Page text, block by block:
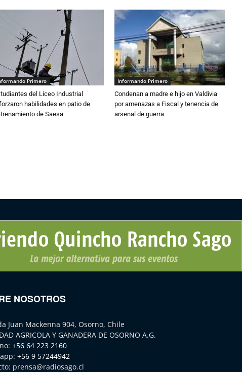
Primero
del Liceo Industrial
habilidades en patio de
de Saesa
Informando Primero
Condenan a madre e hijo en Valdivia
por amenazas a Fiscal y tenencia de
arsenal de guerra
NOSOTROS
Juan Mackenna 904, Osorno, Chile
AGRICOLA Y GANADERA DE OSORNO A.G.
+56 64 223 2160
+56 9 57244942
prensa@radiosago.cl